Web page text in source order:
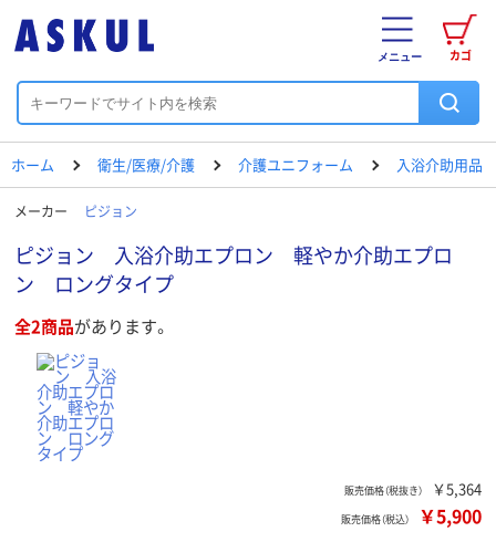
カゴ
メニュー
ホーム 衛生/医療/介護 介護ユニフォーム 入浴介助用品
メーカー ピジョン
ピジョン 入浴介助エプロン 軽やか介助エプロ
ン ロングタイプ
全2商品があります。
販売価格（税抜き） ￥5,364
販売価格（税込） ￥5,900